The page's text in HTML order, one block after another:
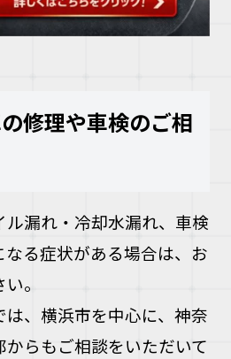
修理や車検のご相
漏れ・冷却水漏れ、車検
る症状がある場合は、お
。
、横浜市を中心に、神奈
らもご相談をいただいて